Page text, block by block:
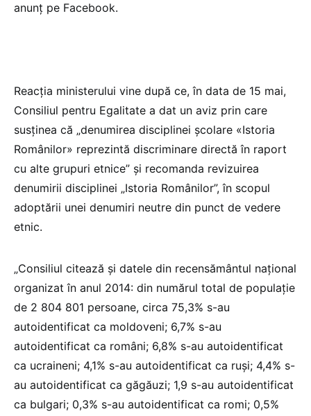
anunț pe Facebook.
Reacția ministerului vine după ce, în data de 15 mai,
Consiliul pentru Egalitate a dat un aviz prin care
susținea că „denumirea disciplinei școlare «Istoria
Românilor» reprezintă discriminare directă în raport
cu alte grupuri etnice” și recomanda revizuirea
denumirii disciplinei „Istoria Românilor”, în scopul
adoptării unei denumiri neutre din punct de vedere
etnic.
„Consiliul citează și datele din recensământul național
organizat în anul 2014: din numărul total de populație
de 2 804 801 persoane, circa 75,3% s-au
autoidentificat ca moldoveni; 6,7% s-au
autoidentificat ca români; 6,8% s-au autoidentificat
ca ucraineni; 4,1% s-au autoidentificat ca ruși; 4,4% s-
au autoidentificat ca găgăuzi; 1,9 s-au autoidentificat
ca bulgari; 0,3% s-au autoidentificat ca romi; 0,5%